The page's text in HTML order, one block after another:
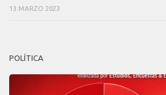
13 MARZO 2023
POLÍTICA